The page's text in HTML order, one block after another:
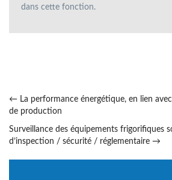
dans cette fonction.
← La performance énergétique, en lien
de production
Surveillance des équipements frigorifiques
d’inspection / sécurité / réglementaire →